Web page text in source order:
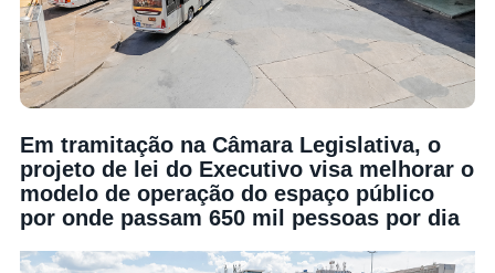
Em tramitação na Câmara Legislativa, o
projeto de lei do Executivo visa melhorar o
modelo de operação do espaço público
por onde passam 650 mil pessoas por dia